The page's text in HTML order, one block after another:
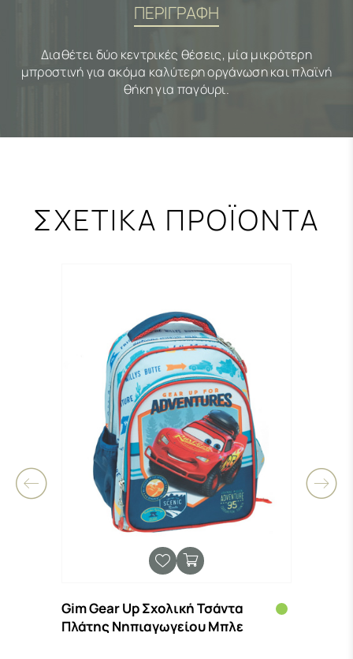
ΠΕΡΙΓΡΑΦΗ
Διαθέτει δύο κεντρικές θέσεις, μία μικρότερη
μπροστινή για ακόμα καλύτερη οργάνωση και πλαϊνή
θήκη για παγόυρι.
ΣΧΕΤΙΚΑ ΠΡΟΪΟΝΤΑ
Gim Gear Up Σχολική Τσάντα
Πλάτης Νηπιαγωγείου Μπλε